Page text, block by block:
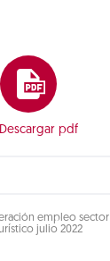
Descargar pdf
empleo sector
julio 2022